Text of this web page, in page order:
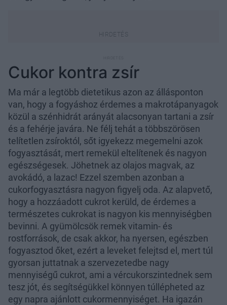
Cukor kontra zsír
Ma már a legtöbb dietetikus azon az állásponton
van, hogy a fogyáshoz érdemes a makrotápanyagok
közül a szénhidrát arányát alacsonyan tartani a zsír
és a fehérje javára. Ne félj tehát a többszörösen
telítetlen zsíroktól, sőt igyekezz megemelni azok
fogyasztását, mert remekül eltelítenek és nagyon
egészségesek. Jöhetnek az olajos magvak, az
avokádó, a lazac! Ezzel szemben azonban a
cukorfogyasztásra nagyon figyelj oda. Az alapvető,
hogy a hozzáadott cukrot kerüld, de érdemes a
természetes cukrokat is nagyon kis mennyiségben
bevinni. A gyümölcsök remek vitamin- és
rostforrások, de csak akkor, ha nyersen, egészben
fogyasztod őket, ezért a leveket felejtsd el, mert túl
gyorsan juttatnak a szervezetedbe nagy
mennyiségű cukrot, ami a vércukorszintednek sem
tesz jót, és segítségükkel könnyen túllépheted az
egy napra ajánlott cukormennyiséget. Ha igazán